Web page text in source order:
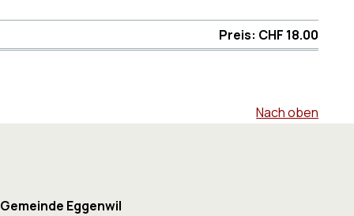
Preis: CHF 18.00
Nach oben
Gemeinde Eggenwil